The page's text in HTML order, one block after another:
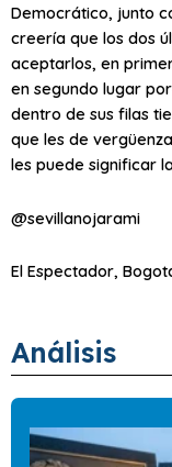
Democrático, junto
creería que los dos
aceptarlos, en
en segundo lugar
dentro de sus filas
que les de
les puede significar
@sevillanojarami
El Espectador,
Análisis